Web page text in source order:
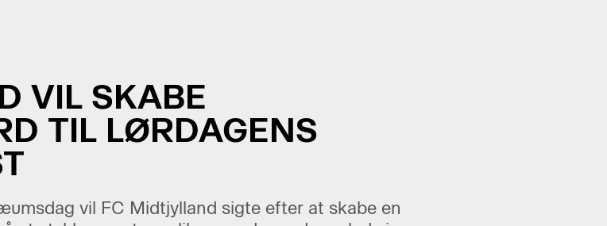
VIL SKABE
TIL LØRDAGENS
vil FC Midtjylland sigte efter at skabe en